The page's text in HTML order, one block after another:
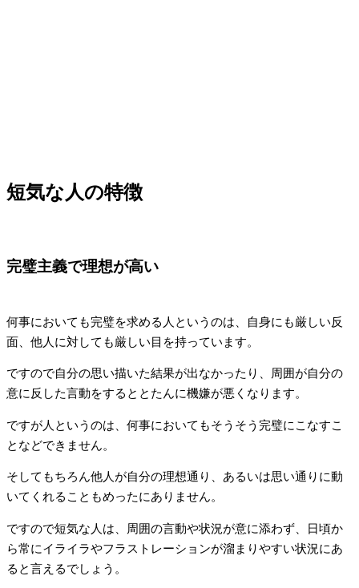
短気な人の特徴
完璧主義で理想が高い
何事においても完璧を求める人というのは、自身にも厳しい反
面、他人に対しても厳しい目を持っています。
ですので自分の思い描いた結果が出なかったり、周囲が自分の
意に反した言動をするととたんに機嫌が悪くなります。
ですが人というのは、何事においてもそうそう完璧にこなすこ
となどできません。
そしてもちろん他人が自分の理想通り、あるいは思い通りに動
いてくれることもめったにありません。
ですので短気な人は、周囲の言動や状況が意に添わず、日頃か
ら常にイライラやフラストレーションが溜まりやすい状況にあ
ると言えるでしょう。